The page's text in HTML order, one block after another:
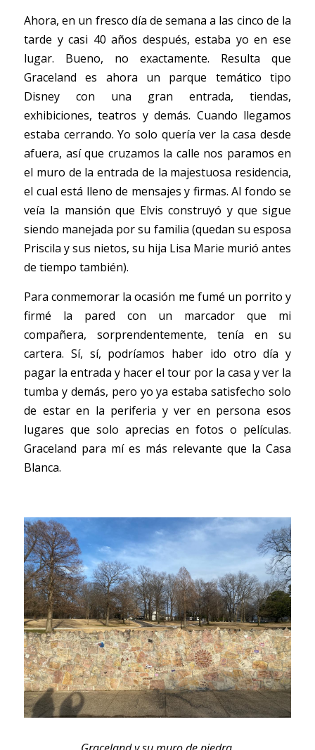
Ahora, en un fresco día de semana a las cinco de la
tarde y casi 40 años después, estaba yo en ese
lugar. Bueno, no exactamente. Resulta que
Graceland es ahora un parque temático tipo
Disney con una gran entrada, tiendas,
exhibiciones, teatros y demás. Cuando llegamos
estaba cerrando. Yo solo quería ver la casa desde
afuera, así que cruzamos la calle nos paramos en
el muro de la entrada de la majestuosa residencia,
el cual está lleno de mensajes y firmas. Al fondo se
veía la mansión que Elvis construyó y que sigue
siendo manejada por su familia (quedan su esposa
Priscila y sus nietos, su hija Lisa Marie murió antes
de tiempo también).
Para conmemorar la ocasión me fumé un porrito y
firmé la pared con un marcador que mi
compañera, sorprendentemente, tenía en su
cartera. Sí, sí, podríamos haber ido otro día y
pagar la entrada y hacer el tour por la casa y ver la
tumba y demás, pero yo ya estaba satisfecho solo
de estar en la periferia y ver en persona esos
lugares que solo aprecias en fotos o películas.
Graceland para mí es más relevante que la Casa
Blanca.